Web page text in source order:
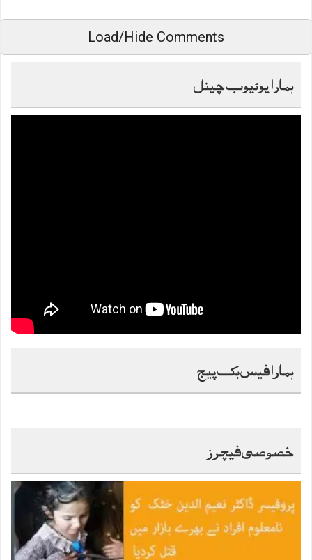
Load/Hide Comments
ہمارا یوٹیوب چینل
ہمارا فیس بک پیج
خصوصی فیچرز